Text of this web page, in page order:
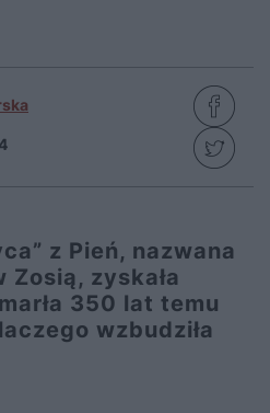
z Pień, nazwana
zyskała
350 lat temu
wzbudziła